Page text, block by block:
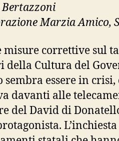
Bertazzoni
Marzia Amico,
misure correttive sul
della Cultura del
essere in
davanti alle
del David di